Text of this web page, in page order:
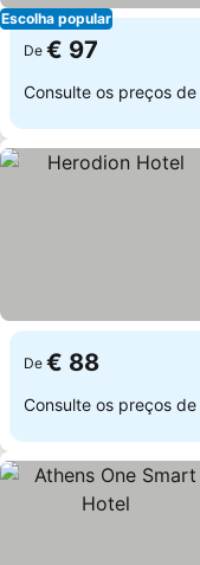
Escolha popular
De € 97
Consulte os preços de
De € 88
Consulte os preços de